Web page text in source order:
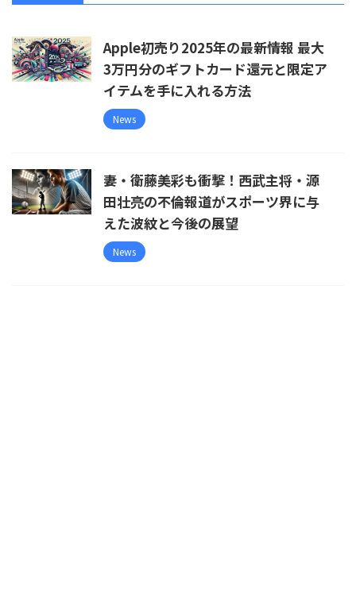
Apple初売り2025年の最新情報 最大
3万円分のギフトカード還元と限定ア
イテムを手に入れる方法
News
妻・衛藤美彩も衝撃！西武主将・源
田壮亮の不倫報道がスポーツ界に与
えた波紋と今後の展望
News